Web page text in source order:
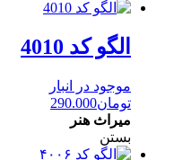
الگو کد 4010
موجود در انبار
تومان290.000
میراث هنر
بستن